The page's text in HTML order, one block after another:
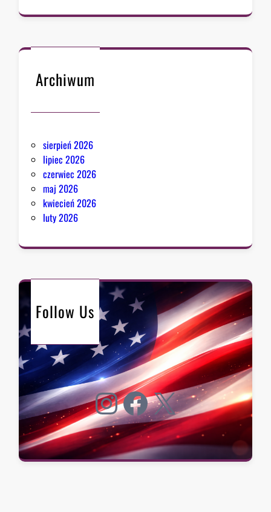
Archiwum
sierpień 2026
lipiec 2026
czerwiec 2026
maj 2026
kwiecień 2026
luty 2026
Follow Us
Instagram Facebook X